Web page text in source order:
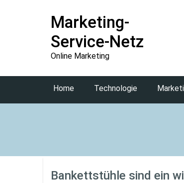
Marketing-
Service-Netz
Online Marketing
Home Technologie
Bankettstühle sind ein